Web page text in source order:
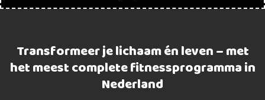
Transformeer je lichaam én leven – met
het meest complete fitnessprogramma in
Nederland